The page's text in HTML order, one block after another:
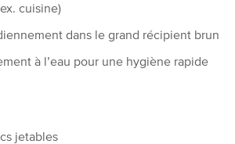
cuisine)
dans le grand récipient brun
à l’eau pour une hygiène rapide
jetables